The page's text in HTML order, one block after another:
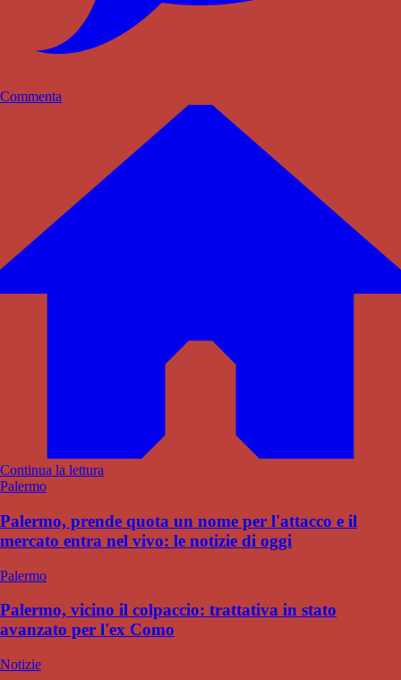
Commenta
Continua la lettura
Palermo
Palermo, prende quota un nome per l'attacco e il
mercato entra nel vivo: le notizie di oggi
Palermo
Palermo, vicino il colpaccio: trattativa in stato
avanzato per l'ex Como
Notizie